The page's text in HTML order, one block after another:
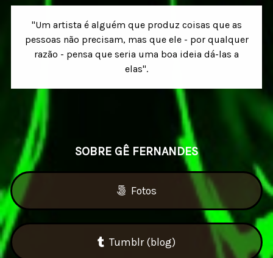
"Um artista é alguém que produz coisas que as
pessoas não precisam, mas que ele - por qualquer
razão - pensa que seria uma boa ideia dá-las a
elas".
SOBRE GÊ FERNANDES
Fotos
Tumblr (blog)